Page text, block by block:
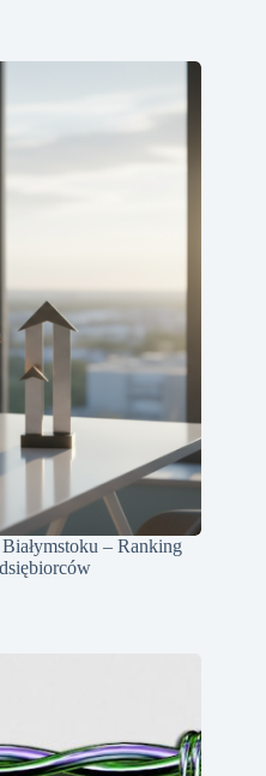
– Ranking